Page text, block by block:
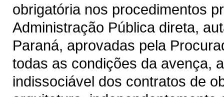
obrigatória nos procedimentos
Administração Pública direta,
Paraná, aprovadas pela
todas as condições da avença,
indissociável dos contratos de